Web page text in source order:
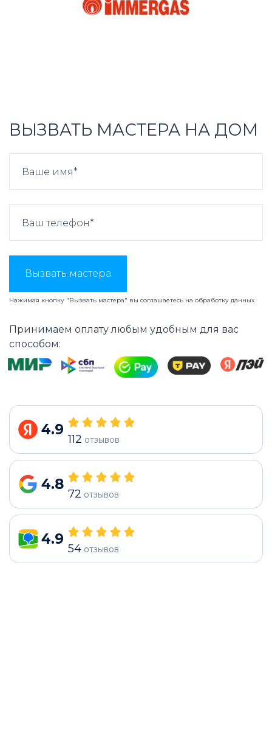
ВЫЗВАТЬ МАСТЕРА НА ДОМ
Вызвать мастера
Нажимая кнопку "Вызвать мастера" вы соглашаетесь на обработку данных
Принимаем оплату любым удобным для вас
способом:
4.9
112 отзывов
4.8
72 отзывов
4.9
54 отзывов